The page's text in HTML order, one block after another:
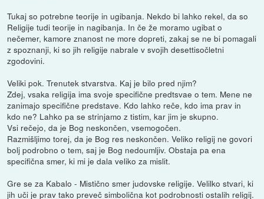
Tukaj so potrebne teorije in ugibanja. Nekdo bi lahko rekel, da so
Religije tudi teorije in nagibanja. In če že moramo ugibat o
nečemer, kamore znanost ne more dopreti, zakaj se ne bi pomagali
z spoznanji, ki so jih religije nabrale v svojih desettisočletni
zgodovini.
Veliki pok. Trenutek stvarstva. Kaj je bilo pred njim?
Zdej, vsaka religija ima svoje specifične predtsvae o tem. Mene ne
zanimajo specifične predstave. Kdo lahko reče, kdo ima prav in
kdo ne? Lahko pa se strinjamo z tistim, kar jim je skupno.
Vsi rečejo, da je Bog neskončen, vsemogočen.
Razmišljimo torej, da je Bog res neskončen. Veliko religij ne govori
bolj podrobno o tem, saj je Bog nedoumljiv. Obstaja pa ena
specifična smer, ki mi je dala veliko za mislit.
Gre se za Kabalo - Mistično smer judovske religije. Velilko stvari, ki
jih uči je prav tako preveč simbolična kot podrobnosti ostalih religij.